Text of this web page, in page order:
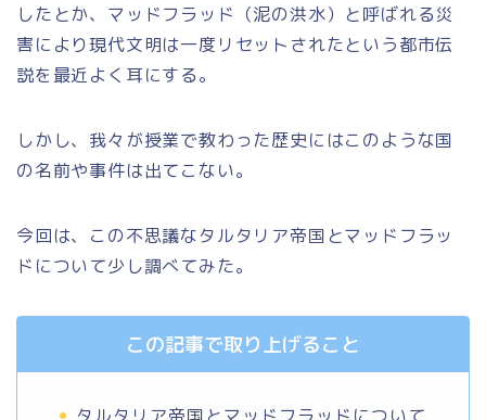
したとか、マッドフラッド（泥の洪水）と呼ばれる災
害により現代文明は一度リセットされたという都市伝
説を最近よく耳にする。
しかし、我々が授業で教わった歴史にはこのような国
の名前や事件は出てこない。
今回は、この不思議なタルタリア帝国とマッドフラッ
ドについて少し調べてみた。
この記事で取り上げること